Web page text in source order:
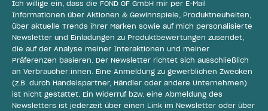
Ich willige ein, dass die FOND OF GmbH mir per E-Mail
Informationen über Aktionen & Gewinnspiele, Produktneuheiten,
über aktuelle Trends ihrer Marken sowie auf mich personalisierte
Newsletter und Einladungen zu Produktbewertungen zusendet,
die auf der Analyse meiner Interaktionen und meiner
Präferenzen basieren. Der Newsletter richtet sich ausschließlich
an Verbraucher:innen. Eine Anmeldung zu gewerblichen Zwecken
(z.B. durch Handelspartner, Händler oder andere Unternehmen)
ist nicht gestattet. Ein Widerruf bzw. eine Abmeldung des
Newsletters ist jederzeit über einen Link im Newsletter oder über